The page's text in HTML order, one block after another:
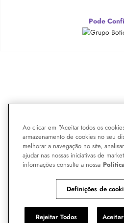
Pode
Ao clicar em "Aceitar todos os
armazenamento de cookies no seu
melhorar a navegação no site,
ajudar nas nossas iniciativas de
informações consulte a nossa
Definições de
Rejeitar Todos